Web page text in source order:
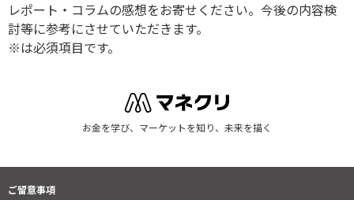
レポート・コラムの感想をお寄せください。今後の内容検
討等に参考にさせていただきます。
※は必須項目です。
お金を学び、マーケットを知り、未来を描く
ご留意事項